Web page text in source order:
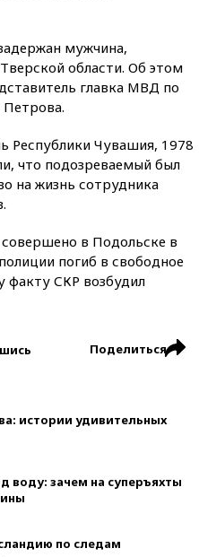
мужчина,
области. Об этом
главка МВД по
Петрова.
Республики Чувашия, 1978
что подозреваемый был
на жизнь сотрудника
в Подольске в
погиб в свободное
факту СКР возбудил
Поделиться
истории удивительных
воду: зачем на суперъяхты
по следам